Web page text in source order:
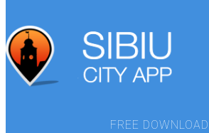
FREE DOWNLOAD